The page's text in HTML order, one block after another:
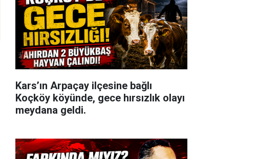
Kars’ın Arpaçay ilçesine bağlı
Koçköy köyünde, gece hırsızlık olayı
meydana geldi.